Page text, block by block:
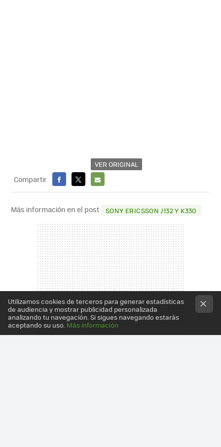
VER ORIGINAL
Compartir
FACEBOOK
X
E-
MAIL
Más información en el post SONY ERICSSON J132 Y K330
Utilizamos cookies de terceros para generar estadísticas
de audiencia y mostrar publicidad personalizada
analizando tu navegación. Si sigues navegando estarás
aceptando su uso. Más información